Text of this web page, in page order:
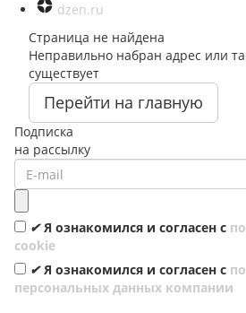
dzen.ru
Страница не найдена
Неправильно набран адрес или
существует
Перейти на главную
Подписка
на рассылку
✔ Я ознакомился и согласен с
cookie
✔ Я ознакомился и согласен с
персональных данных компании